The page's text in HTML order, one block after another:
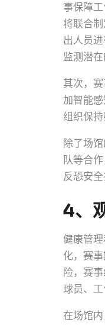
事保障
将联合
出人员
监测潜在
其次，
加智能
组织保
除了场
队等合
反恐安
4、
健康管
化，赛
险，赛
球员、
在场馆